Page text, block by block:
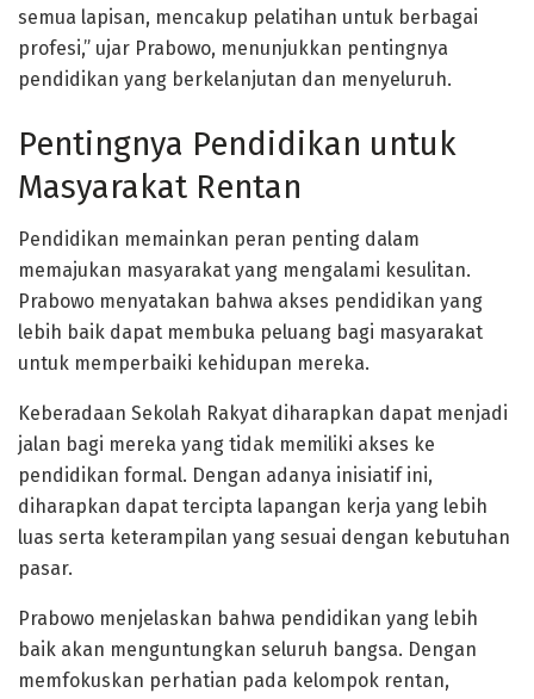
semua lapisan, mencakup pelatihan untuk berbagai
profesi,” ujar Prabowo, menunjukkan pentingnya
pendidikan yang berkelanjutan dan menyeluruh.
Pentingnya Pendidikan untuk
Masyarakat Rentan
Pendidikan memainkan peran penting dalam
memajukan masyarakat yang mengalami kesulitan.
Prabowo menyatakan bahwa akses pendidikan yang
lebih baik dapat membuka peluang bagi masyarakat
untuk memperbaiki kehidupan mereka.
Keberadaan Sekolah Rakyat diharapkan dapat menjadi
jalan bagi mereka yang tidak memiliki akses ke
pendidikan formal. Dengan adanya inisiatif ini,
diharapkan dapat tercipta lapangan kerja yang lebih
luas serta keterampilan yang sesuai dengan kebutuhan
pasar.
Prabowo menjelaskan bahwa pendidikan yang lebih
baik akan menguntungkan seluruh bangsa. Dengan
memfokuskan perhatian pada kelompok rentan,